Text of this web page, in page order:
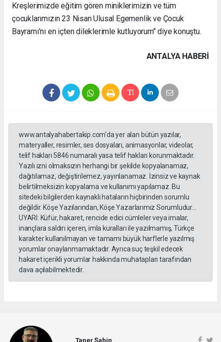
Kreşlerimizde eğitim gören miniklerimizin ve tüm
çocuklarımızın 23 Nisan Ulusal Egemenlik ve Çocuk
Bayramı’nı en içten dileklerimle kutluyorum’’ diye konuştu.
ANTALYA HABERİ
www.antalyahabertakip.com'da yer alan bütün yazılar,
materyaller, resimler, ses dosyaları, animasyonlar, videolar,
telif hakları 5846 numaralı yasa telif hakları korunmaktadır.
Yazılı izni olmaksızın herhangi bir şekilde kopyalanamaz,
dağıtılamaz, değiştirilemez, yayınlanamaz. İzinsiz ve kaynak
belirtilmeksizin kopyalama ve kullanımı yapılamaz. Bu
sitedeki bilgilerden kaynaklı hataların hiçbirinden sorumlu
değildir. Köşe Yazılarından, Köşe Yazarlarımız Sorumludur...
UYARI: Küfür, hakaret, rencide edici cümleler veya imalar,
inançlara saldırı içeren, imla kuralları ile yazılmamış, Türkçe
karakter kullanılmayan ve tamamı büyük harflerle yazılmış
yorumlar onaylanmamaktadır. Ayrıca suç teşkil edecek
hakaret içerikli yorumlar hakkında muhatapları tarafından
dava açılabilmektedir.
Taner Şahin